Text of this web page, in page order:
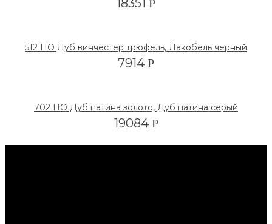
18351 Р
512 ПО Дуб винчестер трюфель, Лакобель черный
7914 Р
702 ПО Дуб патина золото, Дуб патина серый
19084 Р